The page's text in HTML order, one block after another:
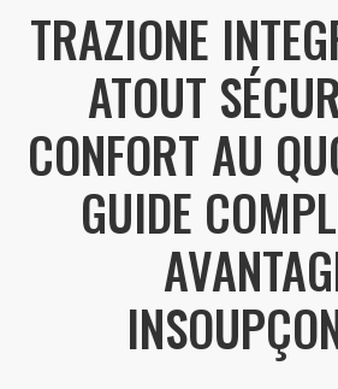
TRAZIONE
ATOUT
CONFORT AU
GUIDE